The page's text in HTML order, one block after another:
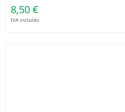
8,50 €
IVA incluído